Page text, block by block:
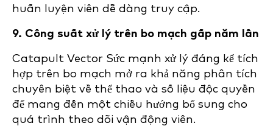
huấn luyện viên dễ dàng truy cập.
9. Công suất xử lý trên bo mạch gấp năm lần
Catapult Vector Sức mạnh xử lý đáng kể tích
hợp trên bo mạch mở ra khả năng phân tích
chuyên biệt về thể thao và số liệu độc quyền
để mang đến một chiều hướng bổ sung cho
quá trình theo dõi vận động viên.